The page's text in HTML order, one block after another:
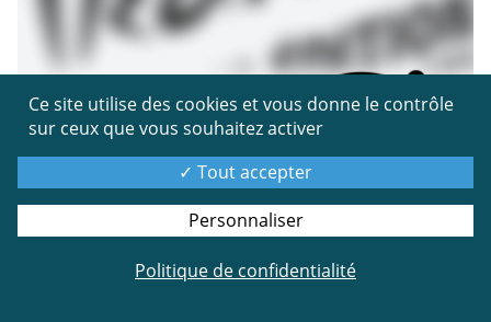
Ce site utilise des cookies et vous donne le contrôle
sur ceux que vous souhaitez activer
Tout accepter
Personnaliser
Politique de confidentialité